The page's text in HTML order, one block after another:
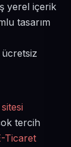
yerel içerik
tasarım
tercih
Ticaret